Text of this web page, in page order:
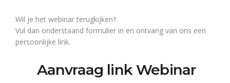
Wil je het webinar terugkijken?
Vul dan onderstaand formulier in en ontvang van ons een
persoonlijke link.
Aanvraag link Webinar